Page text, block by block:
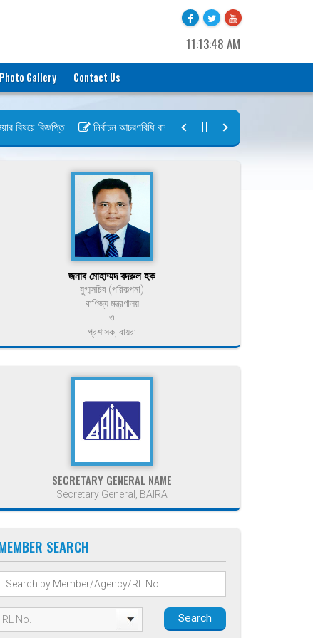
11:13:48 AM
Photo Gallery Contact Us
বিজ্ঞপ্তি নির্বাচন আচরণবিধি বায়রা ২০২৬-২০২৮
জনাব মোহাম্মদ বদরুল হক
যুগ্মসচিব (পরিকল্পনা)
বাণিজ্য মন্ত্রণালয়
ও
প্রশাসক, বায়রা
SECRETARY GENERAL NAME
Secretary General, BAIRA
SEARCH
Search